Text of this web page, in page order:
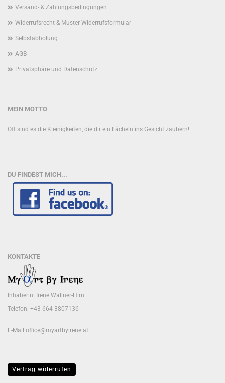
Versand- & Zahlungsbedingungen
Widerrufsrecht & Muster-Widerrufsformular
Selbstabholung
AGB
Privatsphäre und Datenschutz
MEIN MOTTO
Oft sind es die Kleinigkeiten, die dir ein Lächeln ins Gesicht zaubern!
DU FINDEST MICH...
KONTAKTE
Inhaberin: Irene Wallner-Hirn
Telefon: +43 664 3807136
E-Mail office@myartbyirene.at
Vertrag widerrufen